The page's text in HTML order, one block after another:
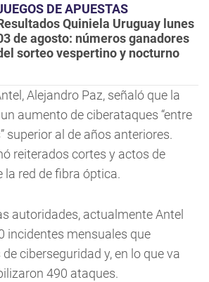
DE APUESTAS
Quiniela Uruguay lunes
de agosto: números ganadores
sorteo vespertino y nocturno
Alejandro Paz, señaló que la
aumento de ciberataques “entre
superior al de años anteriores.
reiterados cortes y actos de
red de fibra óptica.
autoridades, actualmente Antel
incidentes mensuales que
ciberseguridad y, en lo que va
490 ataques.